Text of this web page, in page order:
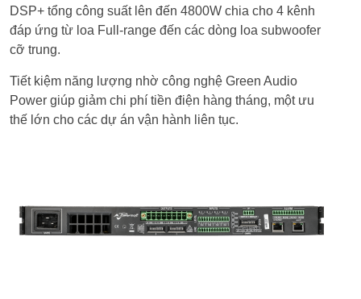
DSP+ tổng công suất lên đến 4800W chia cho 4 kênh
đáp ứng từ loa Full-range đến các dòng loa subwoofer
cỡ trung.
Tiết kiệm năng lượng nhờ công nghệ Green Audio
Power giúp giảm chi phí tiền điện hàng tháng, một ưu
thế lớn cho các dự án vận hành liên tục.